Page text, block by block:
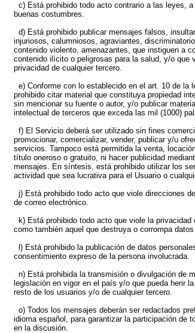
c) Está prohibido todo acto contrario a las leyes,
buenas costumbres.
d) Está prohibido publicar mensajes falsos,
injuriosos, calumniosos, agraviantes,
contenido violento, amenazantes, que instiguen a
contenido ilícito o peligrosas para la salud, y/o que
privacidad de cualquier tercero.
e) Conforme con lo establecido en el art. 10 de la
prohibido citar material que constituya propiedad
sin mencionar su fuente o autor, y/o publicar
intelectual de terceros que exceda las mil (1000)
f) El Servicio deberá ser utilizado sin fines
promocionar, comercializar, vender, publicar y/u
servicios. Tampoco está permitida la venta,
título oneroso o gratuito, ni hacer publicidad
mensajes. En síntesis, está prohibido utilizar los
actividad que sea lucrativa para el Usuario o
j) Está prohibido todo acto que viole direcciones
de correo electrónico.
k) Está prohibido todo acto que viole la privacidad
como también aquel que destruya o corrompa
l) Está prohibido la publicación de datos
consentimiento expreso de la persona involucrada.
n) Está prohibida la transmisión o divulgación de
legislación en vigor en el país y/o que pueda herir
resto de los usuarios y/o de cualquier tercero.
o) Todos los mensajes deberán ser redactados
idioma español, para garantizar la participación de
en la discusión.